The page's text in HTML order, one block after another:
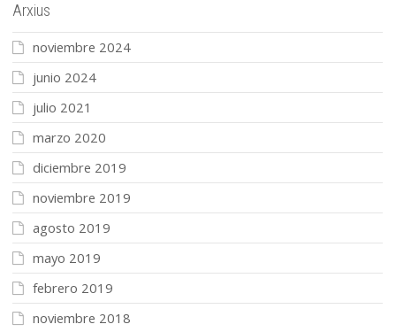
Arxius
noviembre 2024
junio 2024
julio 2021
marzo 2020
diciembre 2019
noviembre 2019
agosto 2019
mayo 2019
febrero 2019
noviembre 2018